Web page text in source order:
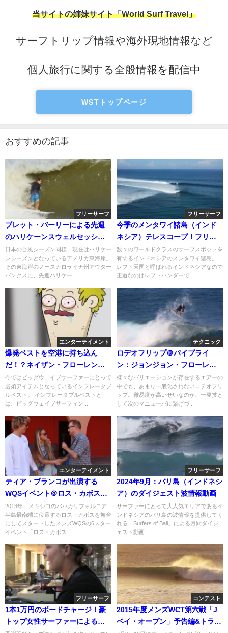
当サイトの姉妹サイト「World Surf Travel」
サーフトリップ情報や海外現地情報など
個人旅行に関する全般情報を配信中
WSTトップページ
おすすめの記事
フリーサーフ
ブレット・バーリーによる先週
のハリケーンスウェルセッショ
ン＠アウターバンクス
日本の台風シーズン同様、現在はハリケー
ンシーズンとなっているアメリカ東海岸。
その東海岸のノースカロライナ州アウター
バンクスに、先週ハリケー...
フリーサーフ
今季のメンタワイ諸島（インド
ネシア）テレスコープ！フリー
サーフィン動画
数々のワールドクラスのサーフスポットを
有するインドネシアのメンタワイ諸島。
レフト天国と呼ばれるインドネシアなので
王道なのはレフトハンダーで...
エンターテイメント
爆発ベストを空港に持ち込ん
だ！？ネイザン・フローレンス
の実話アニメ動画
今ではビッグウェイブサーファーにとって
必須アイテムとなっているインフレータブ
ルベスト。 インフレータブルベストと
は、ビッグウェイブサーフィン...
テクニック
ロデオフリップ＠パイプライ
ン：ジョンジョン・フローレン
ス
様々なバリエーションが存在するエアーの
中でも、あまり一般化されないロデオフリ
ップ。難易度が高いせいなのか、一発技と
して次のマニューバに繋げづ...
エンターテイメント
ティア・ブランコが出演する
WQSイベント＠ロス・カボス
（メキシコ）のPR動画
2013年、メキシコのバハカリフォルニア
半島最南端に位置するロス・カボスを舞台
にしてスタートしたメンズWQSの6スター
イベント「ロス・カボス...
フリーサーフ
2024年9月：バリ島（インドネシ
ア）のダイジェスト波情報動画
サーファーにとって大人気エリアであるイ
ンドネシアのバリ島の波情報を提供してく
れる「Surfers of Bali」による月間ダイジ
ェスト動画...
フリーサーフ
1本1万円のボードチャージ！豪
トップ女性サーファーによるレ
コンテスト
2015年度メンズWCT第六戦「J
ベイ・オープン」予告編&トライ